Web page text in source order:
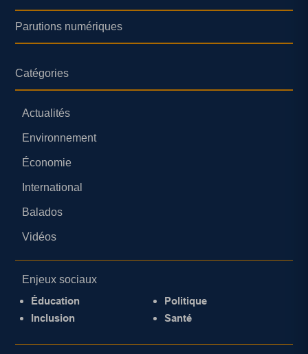
Parutions numériques
Catégories
Actualités
Environnement
Économie
International
Balados
Vidéos
Enjeux sociaux
Éducation
Inclusion
Politique
Santé